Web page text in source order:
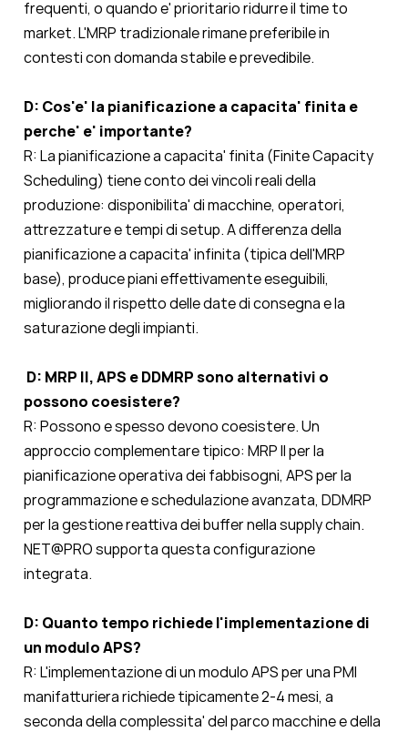
frequenti, o quando e' prioritario ridurre il time to
market. L'MRP tradizionale rimane preferibile in
contesti con domanda stabile e prevedibile.
D: Cos'e' la pianificazione a capacita' finita e
perche' e' importante?
R: La pianificazione a capacita' finita (Finite Capacity
Scheduling) tiene conto dei vincoli reali della
produzione: disponibilita' di macchine, operatori,
attrezzature e tempi di setup. A differenza della
pianificazione a capacita' infinita (tipica dell'MRP
base), produce piani effettivamente eseguibili,
migliorando il rispetto delle date di consegna e la
saturazione degli impianti.
D: MRP II, APS e DDMRP sono alternativi o
possono coesistere?
R: Possono e spesso devono coesistere. Un
approccio complementare tipico: MRP II per la
pianificazione operativa dei fabbisogni, APS per la
programmazione e schedulazione avanzata, DDMRP
per la gestione reattiva dei buffer nella supply chain.
NET@PRO supporta questa configurazione
integrata.
D: Quanto tempo richiede l'implementazione di
un modulo APS?
R: L'implementazione di un modulo APS per una PMI
manifatturiera richiede tipicamente 2-4 mesi, a
seconda della complessita' del parco macchine e della